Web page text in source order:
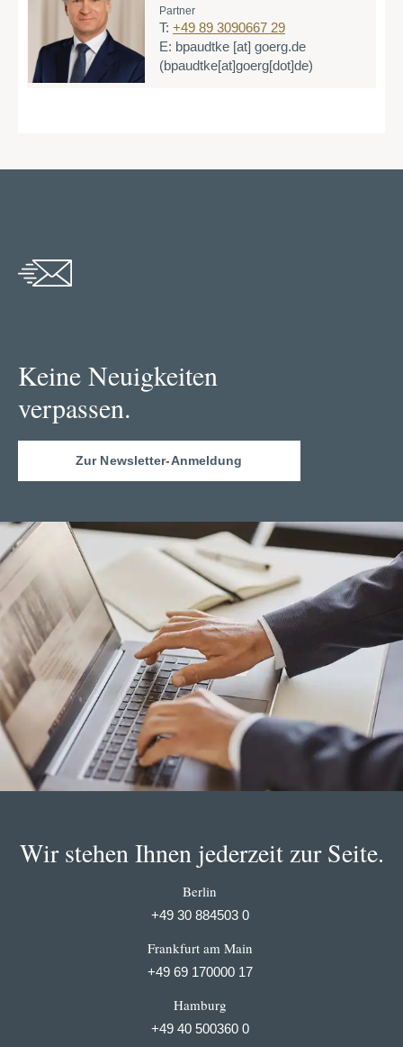
Partner
T: +49 89 3090667 29
E: bpaudtke [at] goerg.de
(bpaudtke[at]goerg[dot]de)
Keine Neuigkeiten
verpassen.
Zur Newsletter-Anmeldung
Wir stehen Ihnen jederzeit zur Seite.
Berlin
+49 30 884503 0
Frankfurt am Main
+49 69 170000 17
Hamburg
+49 40 500360 0